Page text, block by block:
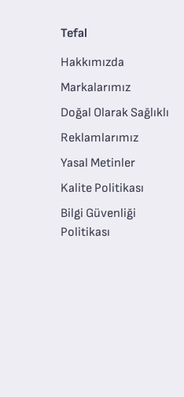
Tefal
Hakkımızda
Markalarımız
Doğal Olarak Sağlıklı
Reklamlarımız
Yasal Metinler
Kalite Politikası
Bilgi Güvenliği
Politikası